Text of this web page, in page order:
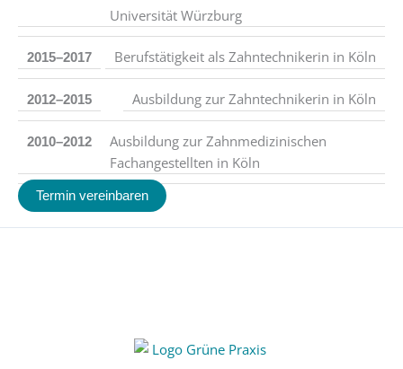
Universität Würzburg
2015–2017 Berufstätigkeit als Zahntechnikerin in Köln
2012–2015 Ausbildung zur Zahntechnikerin in Köln
2010–2012
Ausbildung zur Zahnmedizinischen
Fachangestellten in Köln
Termin vereinbaren